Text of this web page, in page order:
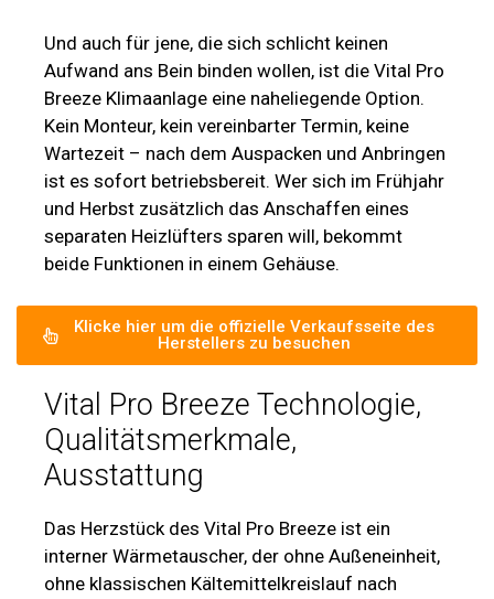
Und auch für jene, die sich schlicht keinen
Aufwand ans Bein binden wollen, ist die Vital Pro
Breeze Klimaanlage eine naheliegende Option.
Kein Monteur, kein vereinbarter Termin, keine
Wartezeit – nach dem Auspacken und Anbringen
ist es sofort betriebsbereit. Wer sich im Frühjahr
und Herbst zusätzlich das Anschaffen eines
separaten Heizlüfters sparen will, bekommt
beide Funktionen in einem Gehäuse.
Klicke hier um die offizielle Verkaufsseite des
Herstellers zu besuchen
Vital Pro Breeze Technologie,
Qualitätsmerkmale,
Ausstattung
Das Herzstück des Vital Pro Breeze ist ein
interner Wärmetauscher, der ohne Außeneinheit,
ohne klassischen Kältemittelkreislauf nach